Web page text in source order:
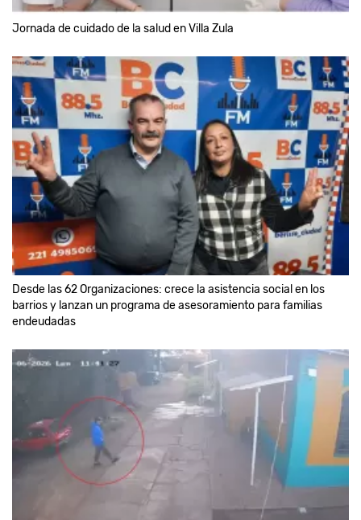
Jornada de cuidado de la salud en Villa Zula
Desde las 62 Organizaciones: crece la asistencia social en los
barrios y lanzan un programa de asesoramiento para familias
endeudadas